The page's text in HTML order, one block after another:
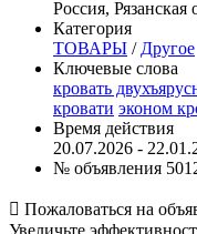
Россия, Рязанская
Категория
ТОВАРЫ / Другое
Ключевые слова
кровать
кровати эконом
Время действия
20.07.2026 -
№ объявления
 Пожаловаться на